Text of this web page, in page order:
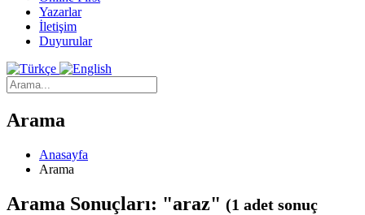
Yazarlar
İletişim
Duyurular
Arama
Anasayfa
Arama
Arama Sonuçları: "araz" (1 adet sonuç